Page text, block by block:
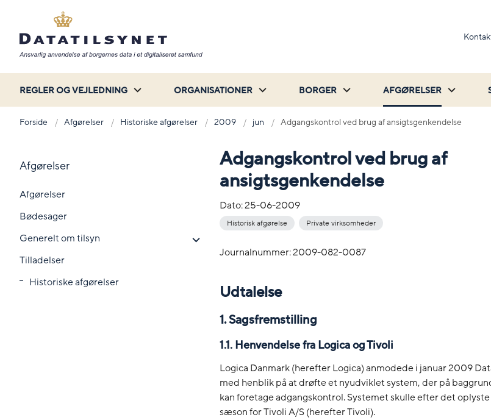
REGLER OG VEJLEDNING ORGANISATIONER BORGER AFGØRELSER
Forside Afgørelser Historiske afgørelser 2009 jun Adgangskontrol ved brug af ansigtsgenkendelse
Afgørelser
Afgørelser
Bødesager
Generelt om tilsyn
Tilladelser
Historiske afgørelser
Adgangskontrol ved brug af
ansigtsgenkendelse
Dato:25-06-2009
Historisk afgørelse Private virksomheder
Journalnummer: 2009-082-0087
Udtalelse
1. Sagsfremstilling
1.1. Henvendelse fra Logica og Tivoli
Logica Danmark (herefter Logica) anmodede i januar 2009
med henblik på at drøfte et nyudviklet system, der på
kan foretage adgangskontrol. Systemet skulle efter det
sæson for Tivoli A/S (herefter Tivoli).